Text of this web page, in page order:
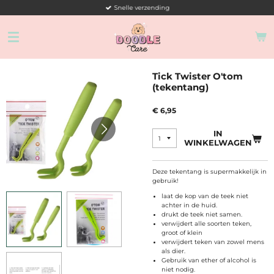
de
Snelle verzending
Tick Twister O'tom
(tekentang)
€ 6,95
IN
WINKELWAGEN
Deze tekentang is supermakkelijk in
gebruik!
laat de kop van de teek niet
achter in de huid.
drukt de teek niet samen.
verwijdert alle soorten teken,
groot of klein
verwijdert teken van zowel mens
als dier.
Gebruik van ether of alcohol is
niet nodig.